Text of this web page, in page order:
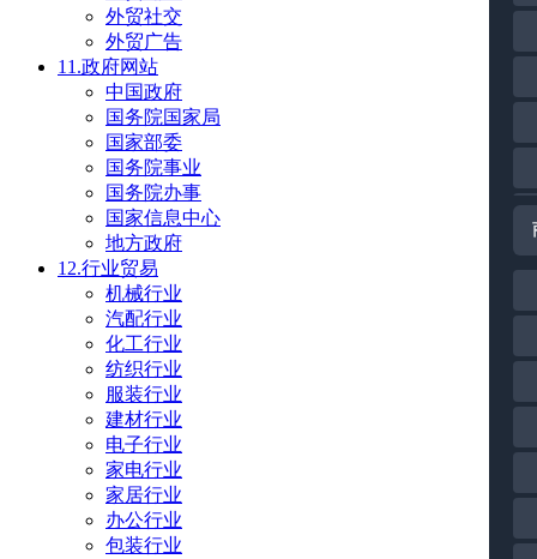
外贸社交
外贸广告
11.政府网站
中国政府
国务院国家局
国家部委
国务院事业
国务院办事
国家信息中心
地方政府
12.行业贸易
机械行业
汽配行业
化工行业
纺织行业
服装行业
建材行业
电子行业
家电行业
家居行业
办公行业
包装行业